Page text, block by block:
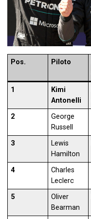
Pos. Piloto
1
Kimi
Antonelli
2
George
Russell
3
Lewis
Hamilton
4
Charles
Leclerc
5
Oliver
Bearman